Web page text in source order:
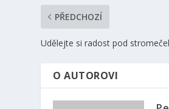
PŘEDCHOZÍ
Udělejte si radost pod
O AUTOROVI